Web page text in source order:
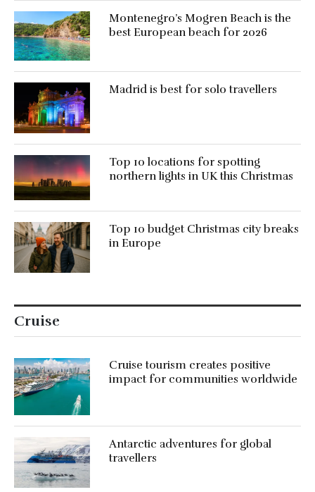
Montenegro’s Mogren Beach is the
best European beach for 2026
Madrid is best for solo travellers
Top 10 locations for spotting
northern lights in UK this Christmas
Top 10 budget Christmas city breaks
in Europe
Cruise
Cruise tourism creates positive
impact for communities worldwide
Antarctic adventures for global
travellers